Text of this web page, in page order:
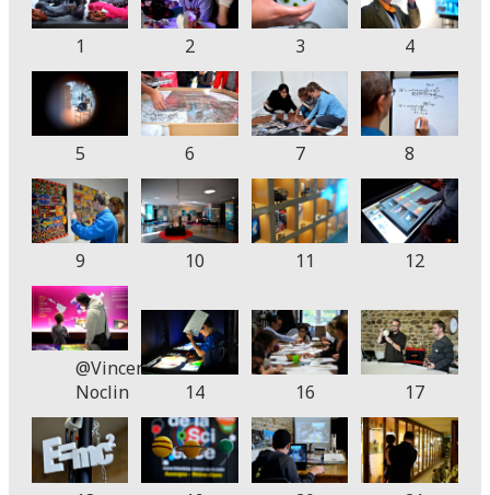
1 2 3 4
5 6 7 8
9 10 11 12
@Vincent
Noclin
14 16 17